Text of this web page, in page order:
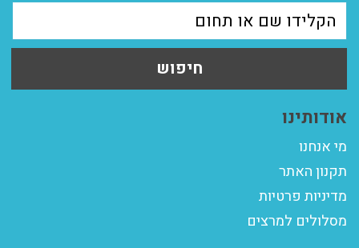
חיפוש
אודותינו
מי אנחנו
תקנון האתר
מדיניות פרטיות
מסלולים למרצים